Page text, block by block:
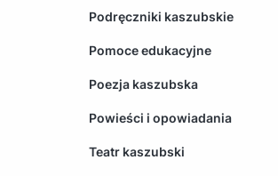
Podręczniki kaszubskie
Pomoce edukacyjne
Poezja kaszubska
Powieści i opowiadania
Teatr kaszubski